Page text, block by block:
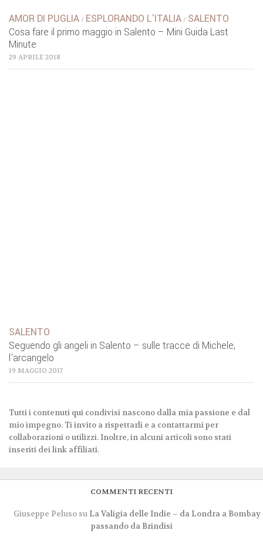
AMOR DI PUGLIA / ESPLORANDO L'ITALIA / SALENTO
Cosa fare il primo maggio in Salento – Mini Guida Last
Minute
29 APRILE 2018
SALENTO
Seguendo gli angeli in Salento – sulle tracce di Michele,
l’arcangelo
19 MAGGIO 2017
Tutti i contenuti qui condivisi nascono dalla mia passione e dal
mio impegno. Ti invito a rispettarli e a contattarmi per
collaborazioni o utilizzi. Inoltre, in alcuni articoli sono stati
inseriti dei link affiliati.
COMMENTI RECENTI
Giuseppe Pelusosu La Valigia delle Indie – da Londra a Bombay
passando da Brindisi